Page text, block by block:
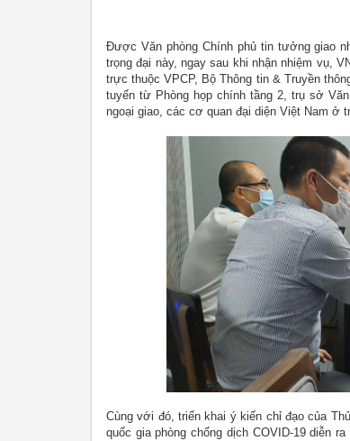
Được Văn phòng Chính phủ tin tưởng giao
trọng đại này, ngay sau khi nhận nhiệm vụ,
trực thuộc VPCP, Bộ Thông tin & Truyền
tuyến từ Phòng họp chính tầng 2, trụ sở
ngoại giao, các cơ quan đại diện Việt Nam ở
Cùng với đó, triển khai ý kiến chỉ đạo của
quốc gia phòng chống dịch COVID-19 diễn